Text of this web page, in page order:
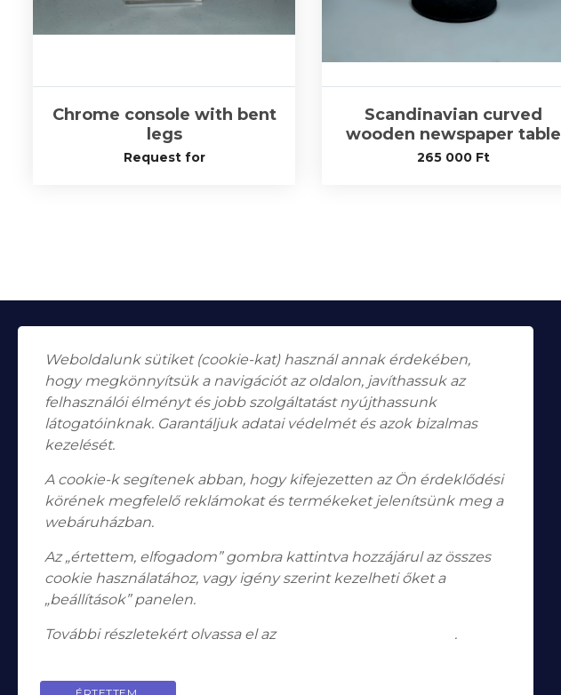
Chrome console with bent
legs
Request for
Scandinavian curved
wooden newspaper table
265 000 Ft
Falk Miksa utca 24-26. H-1055
Budapest
NyitvatartásHétfő, Péntek: 10:00–18:00
Szombat: 10:00-13:00 Vasárnap: zárva
info@bodogaleria.hu
Weboldalunk sütiket (cookie-kat) használ annak érdekében,
hogy megkönnyítsük a navigációt az oldalon, javíthassuk az
felhasználói élményt és jobb szolgáltatást nyújthassunk
látogatóinknak. Garantáljuk adatai védelmét és azok bizalmas
kezelését.
A cookie-k segítenek abban, hogy kifejezetten az Ön érdeklődési
körének megfelelő reklámokat és termékeket jelenítsünk meg a
webáruházban.
Az „értettem, elfogadom” gombra kattintva hozzájárul az összes
cookie használatához, vagy igény szerint kezelheti őket a
„beállítások” panelen.
További részletekért olvassa el az .